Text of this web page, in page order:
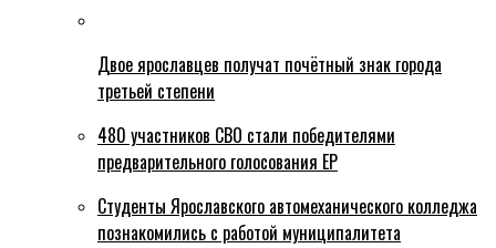
Двое ярославцев получат почётный знак города
третьей степени
480 участников СВО стали победителями
предварительного голосования ЕР
Студенты Ярославского автомеханического колледжа
познакомились с работой муниципалитета